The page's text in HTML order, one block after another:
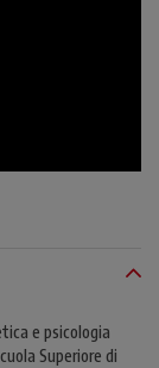
e psicologia
Superiore di